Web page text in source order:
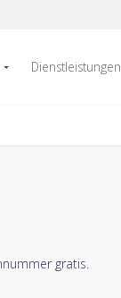
Dienstleistungen
gratis.